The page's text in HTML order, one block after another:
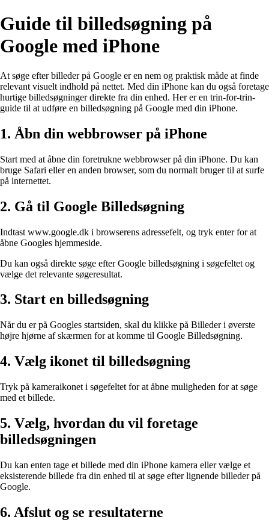
Guide til billedsøgning på
Google med iPhone
At søge efter billeder på Google er en nem og praktisk måde at finde
relevant visuelt indhold på nettet. Med din iPhone kan du også foretage
hurtige billedsøgninger direkte fra din enhed. Her er en trin-for-trin-
guide til at udføre en billedsøgning på Google med din iPhone.
1. Åbn din webbrowser på iPhone
Start med at åbne din foretrukne webbrowser på din iPhone. Du kan
bruge Safari eller en anden browser, som du normalt bruger til at surfe
på internettet.
2. Gå til Google Billedsøgning
Indtast www.google.dk i browserens adressefelt, og tryk enter for at
åbne Googles hjemmeside.
Du kan også direkte søge efter Google billedsøgning i søgefeltet og
vælge det relevante søgeresultat.
3. Start en billedsøgning
Når du er på Googles startsiden, skal du klikke på Billeder i øverste
højre hjørne af skærmen for at komme til Google Billedsøgning.
4. Vælg ikonet til billedsøgning
Tryk på kameraikonet i søgefeltet for at åbne muligheden for at søge
med et billede.
5. Vælg, hvordan du vil foretage
billedsøgningen
Du kan enten tage et billede med din iPhone kamera eller vælge et
eksisterende billede fra din enhed til at søge efter lignende billeder på
Google.
6. Afslut og se resultaterne